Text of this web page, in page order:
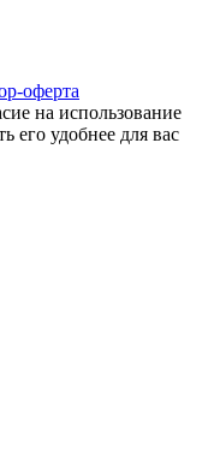
оферта
на использование
его удобнее для вас